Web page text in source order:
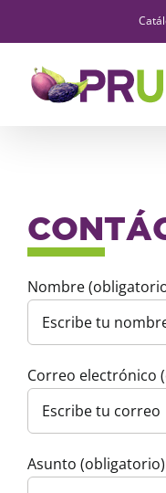
Nombre
Correo electrónico
Asunto (obligatorio)